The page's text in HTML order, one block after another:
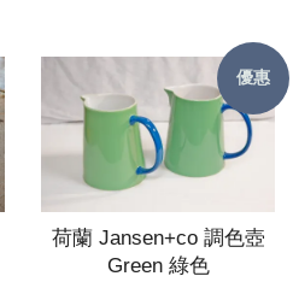
優惠
荷蘭 Jansen+co 調色壺
Green 綠色